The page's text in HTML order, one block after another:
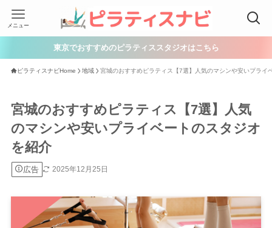
メニュー
東京でおすすめのピラティススタジオはこちら
ピラティスナビHome 地域 宮城のおすすめピラティス【7選】人気のマシンや安いプライ
宮城のおすすめピラティス【7選】人気
のマシンや安いプライベートのスタジオ
を紹介
広告 2025年12月25日